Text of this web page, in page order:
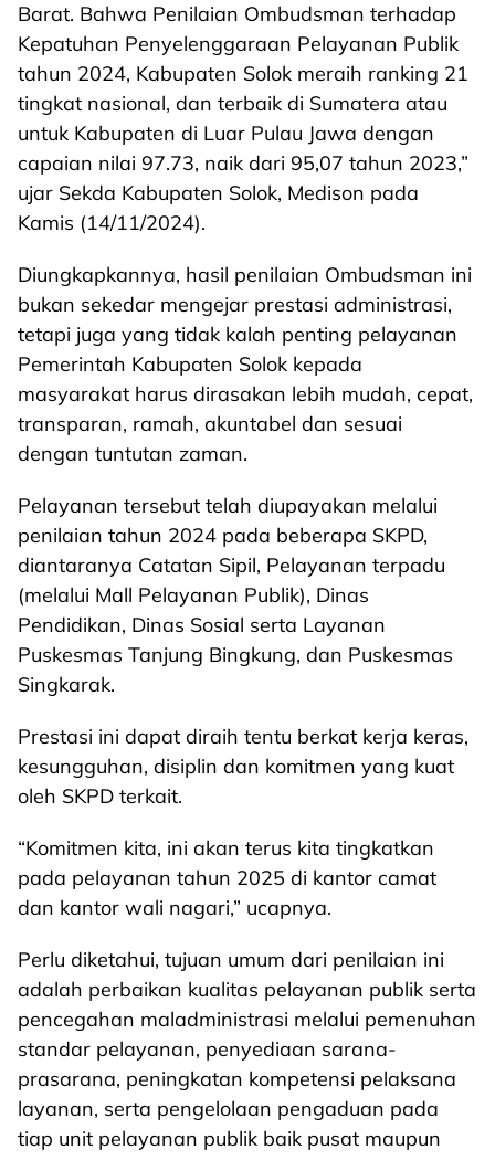
Barat. Bahwa Penilaian Ombudsman terhadap
Kepatuhan Penyelenggaraan Pelayanan Publik
tahun 2024, Kabupaten Solok meraih ranking 21
tingkat nasional, dan terbaik di Sumatera atau
untuk Kabupaten di Luar Pulau Jawa dengan
capaian nilai 97.73, naik dari 95,07 tahun 2023,”
ujar Sekda Kabupaten Solok, Medison pada
Kamis (14/11/2024).
Diungkapkannya, hasil penilaian Ombudsman ini
bukan sekedar mengejar prestasi administrasi,
tetapi juga yang tidak kalah penting pelayanan
Pemerintah Kabupaten Solok kepada
masyarakat harus dirasakan lebih mudah, cepat,
transparan, ramah, akuntabel dan sesuai
dengan tuntutan zaman.
Pelayanan tersebut telah diupayakan melalui
penilaian tahun 2024 pada beberapa SKPD,
diantaranya Catatan Sipil, Pelayanan terpadu
(melalui Mall Pelayanan Publik), Dinas
Pendidikan, Dinas Sosial serta Layanan
Puskesmas Tanjung Bingkung, dan Puskesmas
Singkarak.
Prestasi ini dapat diraih tentu berkat kerja keras,
kesungguhan, disiplin dan komitmen yang kuat
oleh SKPD terkait.
“Komitmen kita, ini akan terus kita tingkatkan
pada pelayanan tahun 2025 di kantor camat
dan kantor wali nagari,” ucapnya.
Perlu diketahui, tujuan umum dari penilaian ini
adalah perbaikan kualitas pelayanan publik serta
pencegahan maladministrasi melalui pemenuhan
standar pelayanan, penyediaan sarana-
prasarana, peningkatan kompetensi pelaksana
layanan, serta pengelolaan pengaduan pada
tiap unit pelayanan publik baik pusat maupun